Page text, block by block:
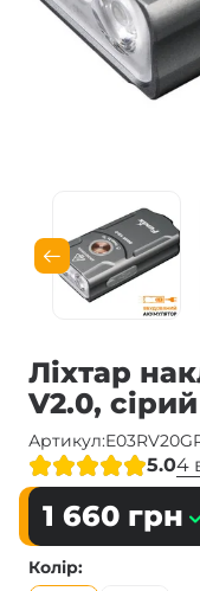
Ліхтар
V2.0, сірий
Артикул:
5.04
1 660 грн
Колір